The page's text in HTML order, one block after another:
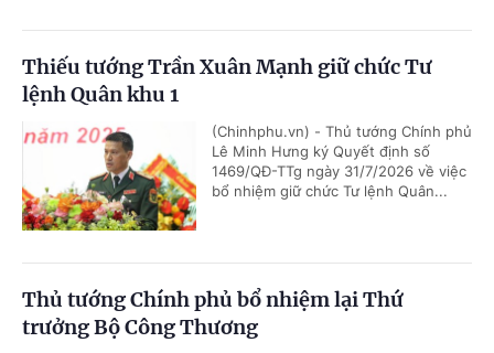
Thiếu tướng Trần Xuân Mạnh giữ chức Tư
lệnh Quân khu 1
(Chinhphu.vn) - Thủ tướng Chính phủ
Lê Minh Hưng ký Quyết định số
1469/QĐ-TTg ngày 31/7/2026 về việc
bổ nhiệm giữ chức Tư lệnh Quân...
Thủ tướng Chính phủ bổ nhiệm lại Thứ
trưởng Bộ Công Thương